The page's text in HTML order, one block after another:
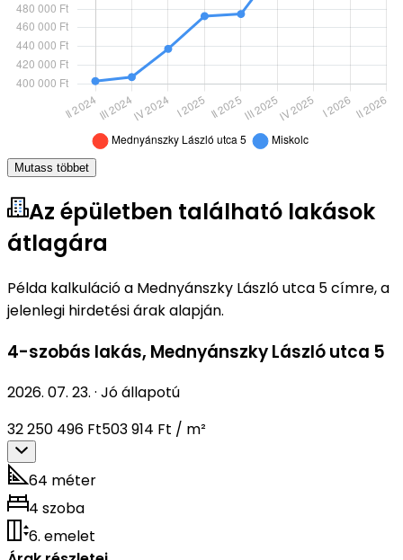
Mutass többet
Az épületben található lakások
átlagára
Példa kalkuláció a Mednyánszky László utca 5 címre, a
jelenlegi hirdetési árak alapján.
4-szobás lakás, Mednyánszky László utca 5
2026. 07. 23. · Jó állapotú
32 250 496 Ft503 914 Ft / m²
64 méter
4 szoba
6. emelet